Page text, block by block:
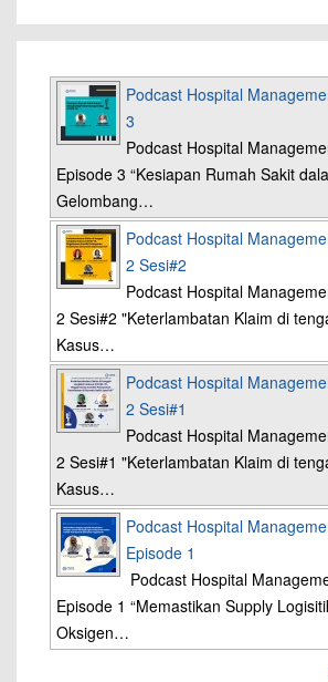
Podcast Hospital
3
Podcast Hospital
Episode 3 “Kesiapan Rumah Sakit
Gelombang…
Podcast Hospital
2 Sesi#2
Podcast Hospital
2 Sesi#2 "Keterlambatan Klaim di
Kasus…
Podcast Hospital
2 Sesi#1
Podcast Hospital
2 Sesi#1 "Keterlambatan Klaim di
Kasus…
Podcast Hospital
Episode 1
Podcast Hospital
Episode 1 “Memastikan Supply
Oksigen…